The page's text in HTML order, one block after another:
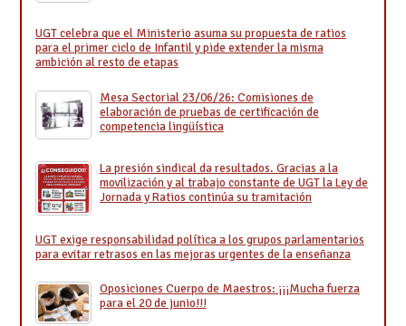
UGT celebra que el Ministerio asuma su propuesta de ratios
para el primer ciclo de Infantil y pide extender la misma
ambición al resto de etapas
Mesa Sectorial 23/06/26: Comisiones de
elaboración de pruebas de certificación de
competencia lingüística
La presión sindical da resultados. Gracias a la
movilización y al trabajo constante de UGT la Ley de
Jornada y Ratios continúa su tramitación
UGT exige responsabilidad política a los grupos parlamentarios
para evitar retrasos en las mejoras urgentes de la enseñanza
Oposiciones Cuerpo de Maestros: ¡¡¡Mucha fuerza
para el 20 de junio!!!